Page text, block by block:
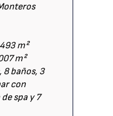
m²
m²
baños, 3
con
spa y 7